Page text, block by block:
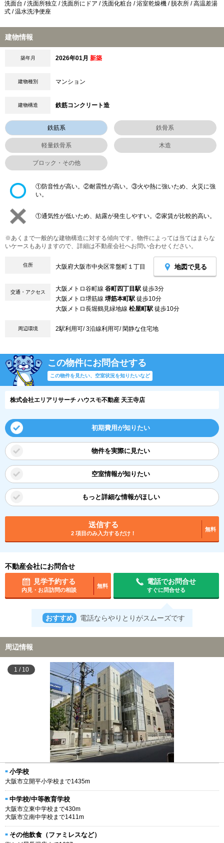
洗面台 / 洗面所独立 / 洗面所にドア / 洗面化粧台 / 浴室乾燥機 / 脱衣所 / 高温差湯
式 / 温水洗浄便座
建物情報
築年月 2026年01月 新築
建物種別 マンション
建物構造 鉄筋コンクリート造
鉄筋系 鉄骨系
軽量鉄骨系 木造
ブロック・その他
①防音性が高い。②耐震性が高い。③火や熱に強いため、火災に強
い。
①通気性が低いため、結露が発生しやすい。②家賃が比較的高い。
※あくまで一般的な建物構造に対する傾向です。物件によっては当てはまらな
いケースもありますので、詳細は不動産会社へお問い合わせください。
住所 大阪府大阪市中央区常盤町１丁目 地図で見る
交通・アクセス 大阪メトロ谷町線 谷町四丁目駅 徒歩3分
大阪メトロ堺筋線 堺筋本町駅 徒歩10分
大阪メトロ長堀鶴見緑地線 松屋町駅 徒歩10分
周辺環境 2駅利用可/ 3沿線利用可/ 閑静な住宅地
この物件にお問合せする
この物件を見たい、空室状況を知りたいなど
株式会社エリアリサーチ ハウスモ不動産 天王寺店
初期費用が知りたい
物件を実際に見たい
空室情報が知りたい
もっと詳細な情報がほしい
送信する
2 項目のみ入力するだけ！
無料
不動産会社にお問合せ
見学予約する
内見・お店訪問の相談
無料
電話でお問合せ
すぐに問合せる
おすすめ 電話ならやりとりがスムーズです
周辺情報
1 / 10
小学校
大阪市立開平小学校まで1435m
中学校/中等教育学校
大阪市立東中学校まで430m
大阪市立南中学校まで1411m
その他飲食（ファミレスなど）